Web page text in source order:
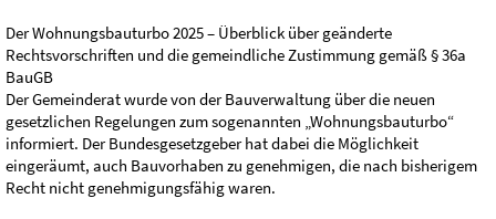
Der Wohnungsbauturbo 2025 – Überblick über geänderte
Rechtsvorschriften und die gemeindliche Zustimmung gemäß § 36a
BauGB
Der Gemeinderat wurde von der Bauverwaltung über die neuen
gesetzlichen Regelungen zum sogenannten „Wohnungsbauturbo“
informiert. Der Bundesgesetzgeber hat dabei die Möglichkeit
eingeräumt, auch Bauvorhaben zu genehmigen, die nach bisherigem
Recht nicht genehmigungsfähig waren.